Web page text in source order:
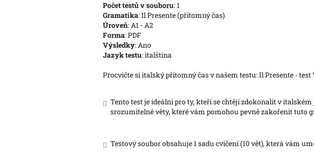
Počet testů v souboru: 1
Gramatika: Il Presente (přítomný čas)
Úroveň: A1 - A2
Forma: PDF
Výsledky: Ano
Jazyk testu: italština
Procvičte si italský přítomný čas v našem testu: Il Presente - test
Tento test je ideální pro ty, kteří se chtějí zdokonalit v
srozumitelné věty, které vám pomohou pevně zakořenit
Testový soubor obsahuje 1 sadu cvičení (10 vět), která vám